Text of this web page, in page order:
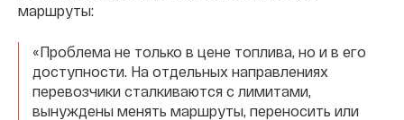
маршруты:
«Проблема не только в цене топлива, но и в его
доступности. На отдельных направлениях
перевозчики сталкиваются с лимитами,
вынуждены менять маршруты, переносить или